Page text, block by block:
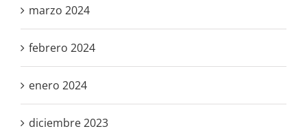
marzo 2024
febrero 2024
enero 2024
diciembre 2023